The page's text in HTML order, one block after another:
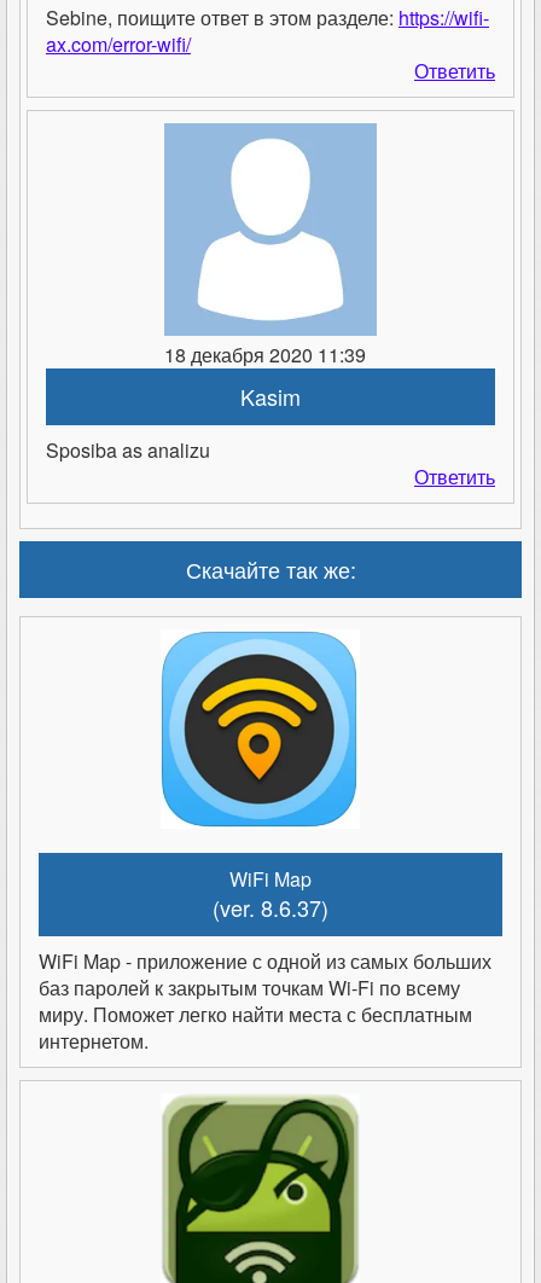
Sebine, поищите ответ в этом разделе: https://wifi-
ax.com/error-wifi/
Ответить
18 декабря 2020 11:39
Kasim
Sposiba as analizu
Ответить
Скачайте так же:
WiFi Map
(ver. 8.6.37)
WiFi Map - приложение с одной из самых больших
баз паролей к закрытым точкам Wi-Fi по всему
миру. Поможет легко найти места с бесплатным
интернетом.